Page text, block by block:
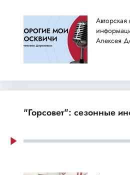
Алексея
"Горсовет": сезонные